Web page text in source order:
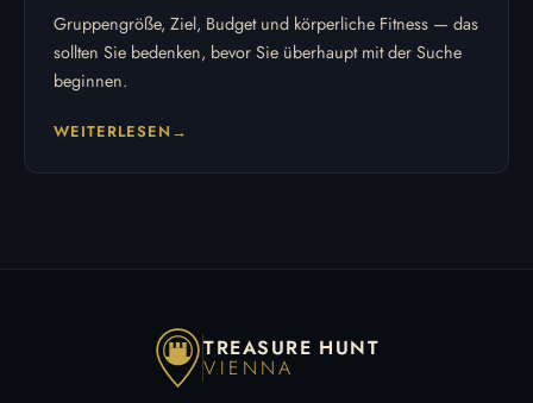
Gruppengröße, Ziel, Budget und körperliche Fitness — das
sollten Sie bedenken, bevor Sie überhaupt mit der Suche
beginnen.
WEITERLESEN
TREASURE HUNT
VIENNA